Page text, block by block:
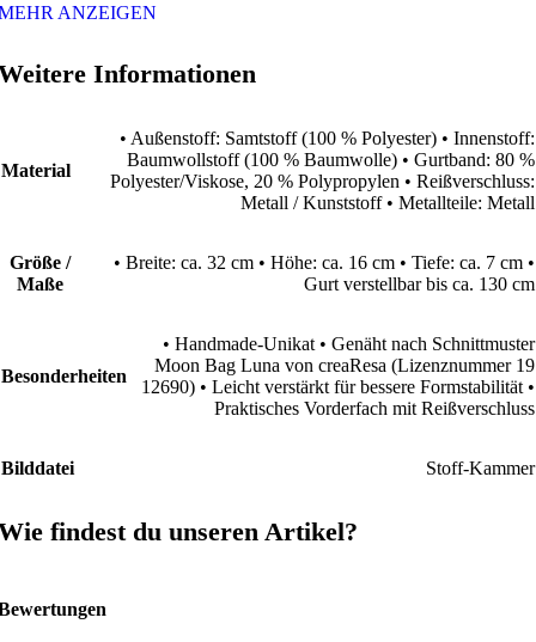
ANZEIGEN
Informationen
Material
• Außenstoff: Samtstoff (100 % Polyester) • Innenstoff:
Baumwollstoff (100 % Baumwolle) • Gurtband: 80 %
Polyester/Viskose, 20 % Polypropylen • Reißverschluss:
Metall / Kunststoff • Metallteile: Metall
Größe /
Maße
• Breite: ca. 32 cm • Höhe: ca. 16 cm • Tiefe: ca. 7 cm •
Gurt verstellbar bis ca. 130 cm
Besonderheiten
• Handmade-Unikat • Genäht nach Schnittmuster
Moon Bag Luna von creaResa (Lizenznummer 19
12690) • Leicht verstärkt für bessere Formstabilität •
Praktisches Vorderfach mit Reißverschluss
Bilddatei Stoff-Kammer
findest du unseren Artikel?